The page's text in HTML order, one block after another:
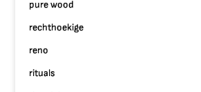
pure wood
rechthoekige
reno
rituals